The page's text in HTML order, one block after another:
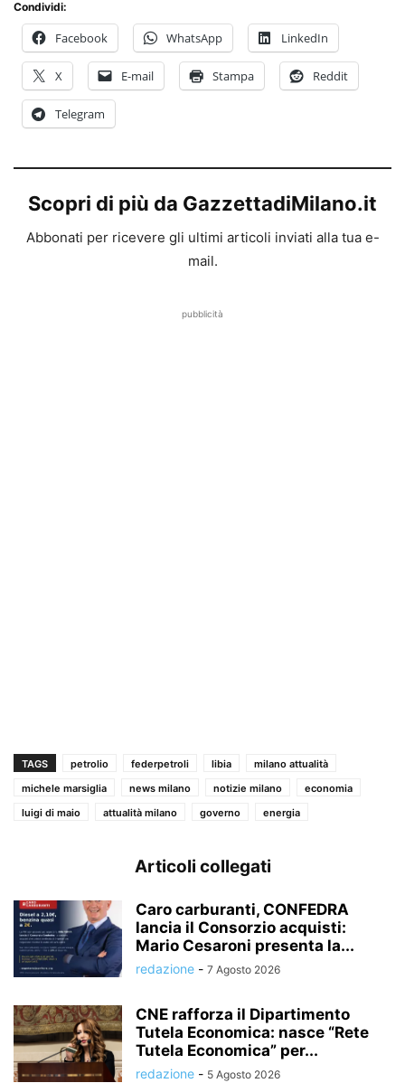
Condividi:
Facebook WhatsApp LinkedIn
X E-mail Stampa Reddit
Telegram
Scopri di più da GazzettadiMilano.it
Abbonati per ricevere gli ultimi articoli inviati alla tua e-
mail.
pubblicità
TAGS petrolio federpetroli libia
milano attualità
michele marsiglia
news milano notizie milano
economia
luigi di maio
attualità milano governo energia
Articoli collegati
Caro carburanti, CONFEDRA
lancia il Consorzio acquisti:
Mario Cesaroni presenta la...
redazione - 7 Agosto 2026
CNE rafforza il Dipartimento
Tutela Economica: nasce “Rete
Tutela Economica” per...
redazione - 5 Agosto 2026